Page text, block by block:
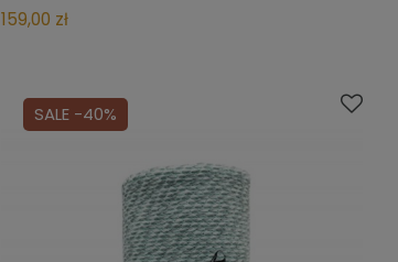
159,00 zł
SALE -40%